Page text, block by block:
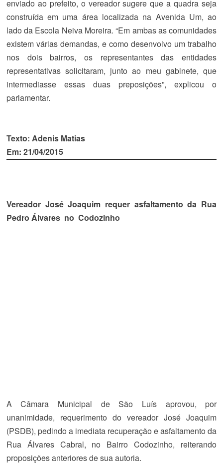
enviado ao prefeito, o vereador sugere que a quadra seja
construída em uma área localizada na Avenida Um, ao
lado da Escola Neiva Moreira. “Em ambas as comunidades
existem várias demandas, e como desenvolvo um trabalho
nos dois bairros, os representantes das entidades
representativas solicitaram, junto ao meu gabinete, que
intermediasse essas duas preposições”, explicou o
parlamentar.
Texto: Adenis Matias
Em: 21/04/2015
Vereador José Joaquim requer asfaltamento da Rua
Pedro Álvares no Codozinho
A Câmara Municipal de São Luís aprovou, por
unanimidade, requerimento do vereador José Joaquim
(PSDB), pedindo a imediata recuperação e asfaltamento da
Rua Álvares Cabral, no Bairro Codozinho, reiterando
proposições anteriores de sua autoria.